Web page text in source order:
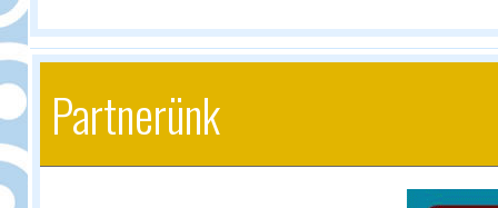
Partnerünk